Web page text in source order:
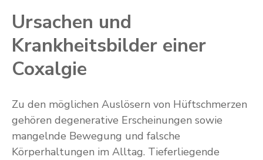
Ursachen und
Krankheitsbilder einer
Coxalgie
Zu den möglichen Auslösern von Hüftschmerzen
gehören degenerative Erscheinungen sowie
mangelnde Bewegung und falsche
Körperhaltungen im Alltag. Tieferliegende